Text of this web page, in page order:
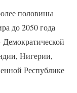
половины
до 2050 года
Демократической
Нигерии,
Республике